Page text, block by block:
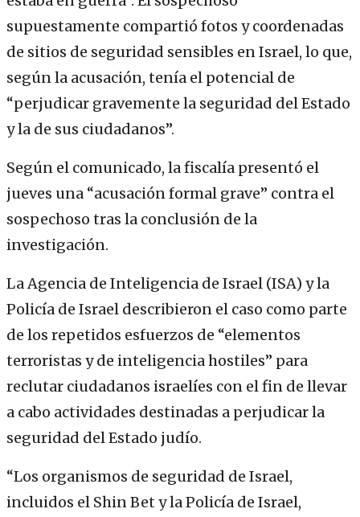
supuestamente compartió fotos y coordenadas
de sitios de seguridad sensibles en Israel, lo que,
según la acusación, tenía el potencial de
“perjudicar gravemente la seguridad del Estado
y la de sus ciudadanos”.
Según el comunicado, la fiscalía presentó el
jueves una “acusación formal grave” contra el
sospechoso tras la conclusión de la
investigación.
La Agencia de Inteligencia de Israel (ISA) y la
Policía de Israel describieron el caso como parte
de los repetidos esfuerzos de “elementos
terroristas y de inteligencia hostiles” para
reclutar ciudadanos israelíes con el fin de llevar
a cabo actividades destinadas a perjudicar la
seguridad del Estado judío.
“Los organismos de seguridad de Israel,
incluidos el Shin Bet y la Policía de Israel,